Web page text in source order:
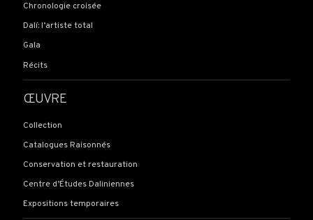
Chronologie croisée
Dalí: l’artiste total
Gala
Récits
ŒUVRE
Collection
Catalogues Raisonnés
Conservation et restauration
Centre d’Études Daliniennes
Expositions temporaires